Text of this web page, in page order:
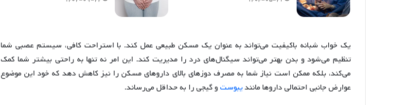
یک خواب شبانه باکیفیت می‌تواند به عنوان یک مسکن طبیعی عمل کند. با استراحت کافی، سیستم عصبی شما
تنظیم می‌شود و بدن بهتر می‌تواند سیگنال‌های درد را مدیریت کند. این امر نه تنها به راحتی بیشتر شما کمک
می‌کند، بلکه ممکن است نیاز شما به مصرف دوزهای بالای داروهای مسکن را نیز کاهش دهد که خود این موضوع
عوارض جانبی احتمالی داروها مانندیبوستو گیجی را به حداقل می‌رساند.